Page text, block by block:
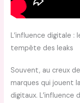
L’influence digitale :
tempête des leaks
Souvent, au creux
marques qui jouent
digitaux.